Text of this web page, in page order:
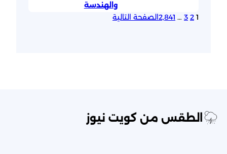
والهندسة
1
2
3
… 2٬841 الصفحة التالية
الطقس من كويت نيوز